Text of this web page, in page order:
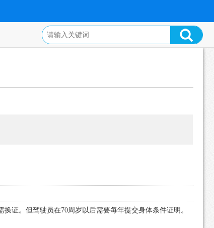
证。但驾驶员在70周岁以后需要每年提交身体条件证明。